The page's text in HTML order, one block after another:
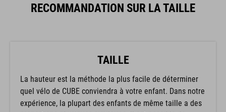
RECOMMANDATION SUR LA TAILLE
TAILLE
La hauteur est la méthode la plus facile de déterminer
quel vélo de CUBE conviendra à votre enfant. Dans notre
expérience, la plupart des enfants de même taille a des